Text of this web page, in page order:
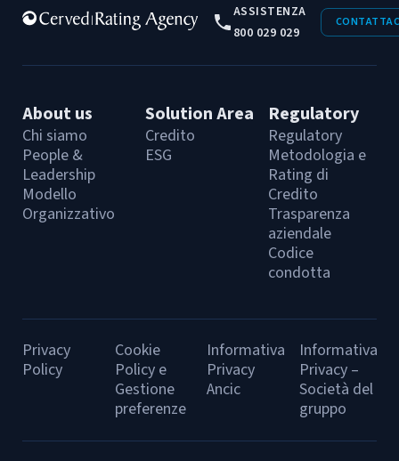
ASSISTENZA
800 029 029
About us
Chi siamo
People &
Leadership
Modello
Organizzativo
Solution Area
Credito
ESG
Regulatory
Regulatory
Metodologia e
Rating di
Credito
Trasparenza
aziendale
Codice
condotta
Privacy
Policy
Cookie
Policy e
Gestione
preferenze
Informativa
Privacy
Ancic
Informativa
Privacy –
Società del
gruppo